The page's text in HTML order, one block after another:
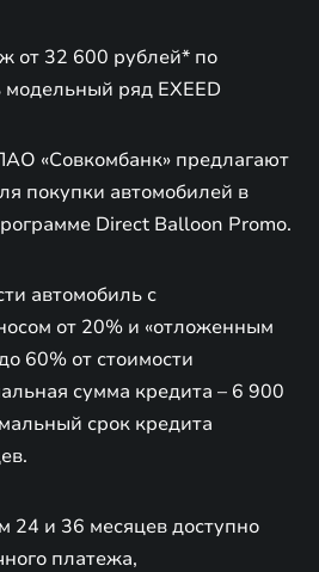
от 32 600 рублей* по
модельный ряд EXEED
«Совкомбанк» предлагают
покупки автомобилей в
Direct Balloon Promo.
автомобиль с
от 20% и «отложенным
60% от стоимости
сумма кредита – 6 900
срок кредита
24 и 36 месяцев доступно
платежа,